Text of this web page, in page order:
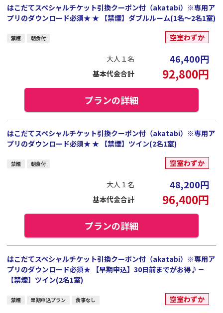
はこだてスペシャルチケット引換クーポン付（akatabi）※専用ア
プリのダウンロード必須★ ★ 【禁煙】ダブルルーム(1名～2名1室)
禁煙 朝食付 空室わずか
大人１名 46,400円
基本代金合計 92,800円
プランの詳細
はこだてスペシャルチケット引換クーポン付（akatabi）※専用ア
プリのダウンロード必須★ ★ 【禁煙】ツイン(2名1室)
禁煙 朝食付 空室わずか
大人１名 48,200円
基本代金合計 96,400円
プランの詳細
はこだてスペシャルチケット引換クーポン付（akatabi）※専用ア
プリのダウンロード必須★ 【早期申込】30日前までがお得♪－
【禁煙】ツイン(2名1室)
禁煙 早期申込プラン 食事なし 空室わずか